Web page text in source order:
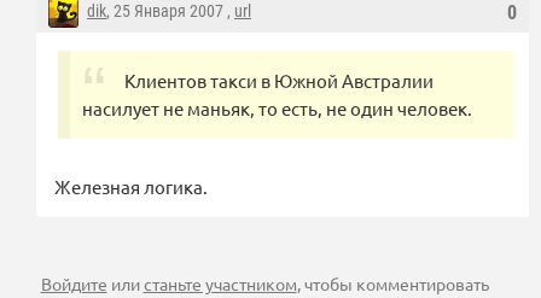
0
dik, 25 Января 2007 , url
Клиентов такси в Южной Австралии
насилует не маньяк, то есть, не один человек.
Железная логика.
Войдите илистаньте участником, чтобы комментировать